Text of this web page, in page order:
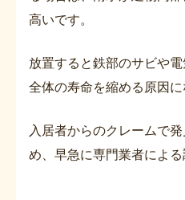
高いです。
放置すると鉄部のサビや
全体の寿命を縮める原因に
入居者からのクレームで
め、早急に専門業者による